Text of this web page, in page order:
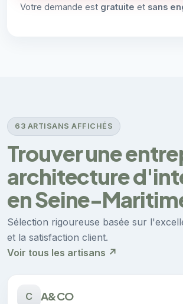
Votre demande est gratuite et sans
63 ARTISANS AFFICHÉS
Trouver une
architecture
en Seine-
Sélection rigoureuse basée sur
et la satisfaction client.
Voir tous les artisans ↗
C A&CO